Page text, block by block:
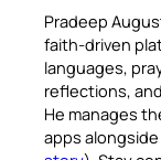
Pradeep
faith-driven
languages,
reflections,
He manages
apps